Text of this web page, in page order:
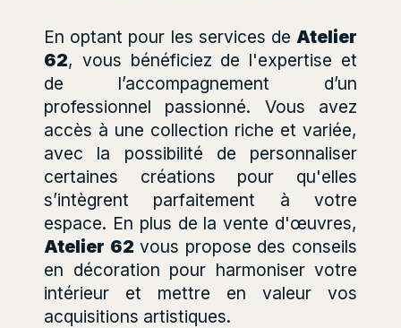
En optant pour les services de Atelier
62, vous bénéficiez de l'expertise et
de l’accompagnement d’un
professionnel passionné. Vous avez
accès à une collection riche et variée,
avec la possibilité de personnaliser
certaines créations pour qu'elles
s’intègrent parfaitement à votre
espace. En plus de la vente d'œuvres,
Atelier 62 vous propose des conseils
en décoration pour harmoniser votre
intérieur et mettre en valeur vos
acquisitions artistiques.